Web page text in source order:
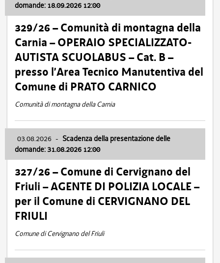
domande: 18.09.2026 12:00
329/26 – Comunità di montagna della
Carnia – OPERAIO SPECIALIZZATO-
AUTISTA SCUOLABUS – Cat. B –
presso l’Area Tecnico Manutentiva del
Comune di PRATO CARNICO
Comunità di montagna della Carnia
03.08.2026 - Scadenza della presentazione delle
domande: 31.08.2026 12:00
327/26 – Comune di Cervignano del
Friuli – AGENTE DI POLIZIA LOCALE –
per il Comune di CERVIGNANO DEL
FRIULI
Comune di Cervignano del Friuli